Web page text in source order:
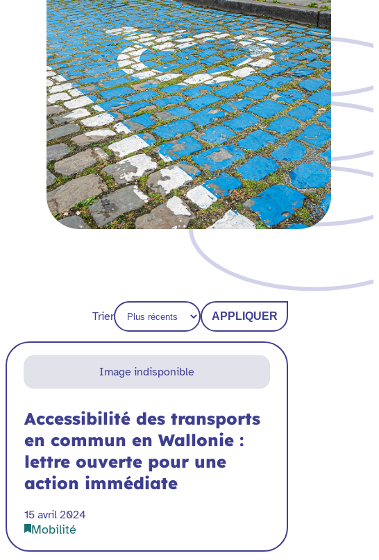
Trier APPLIQUER
Image indisponible
Accessibilité des transports
en commun en Wallonie :
lettre ouverte pour une
action immédiate
15 avril 2024
Mobilité